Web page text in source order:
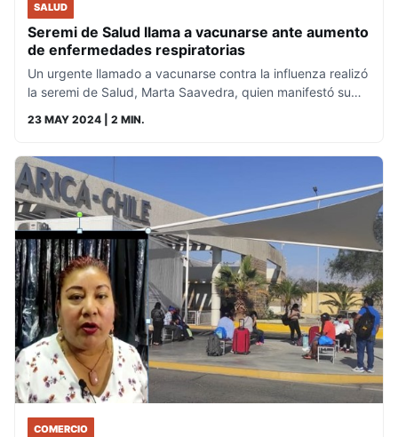
SALUD
Seremi de Salud llama a vacunarse ante aumento
de enfermedades respiratorias
Un urgente llamado a vacunarse contra la influenza realizó
la seremi de Salud, Marta Saavedra, quien manifestó su…
23 MAY 2024 | 2 MIN.
COMERCIO